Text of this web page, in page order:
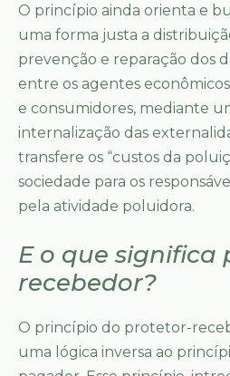
O princípio ainda orienta e
uma forma justa a
prevenção e reparação dos
entre os agentes
e consumidores, mediante
internalização das
transfere os “custos da
sociedade para os
pela atividade poluidora.
E o que significa
recebedor?
O princípio do protetor-
uma lógica inversa ao